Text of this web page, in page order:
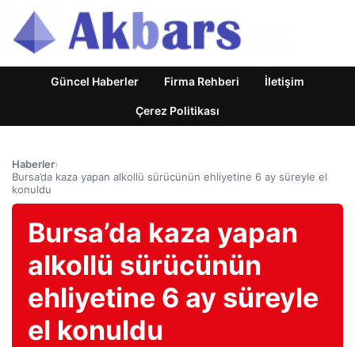
Güncel Haberler Firma Rehberi İletişim
Çerez Politikası
Haberler›
Bursa’da kaza yapan alkollü sürücünün ehliyetine 6 ay süreyle el
konuldu
Bursa’da kaza yapan
alkollü sürücünün
ehliyetine 6 ay süreyle
el konuldu